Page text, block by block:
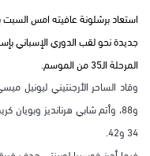
استعاد برشلونة عافيته امس
جديدة نحو لقب الدوري الإسباني
المرحلة الـ35 من الموسم.
و88، وأتم شابي هرنانديز
34 و42.